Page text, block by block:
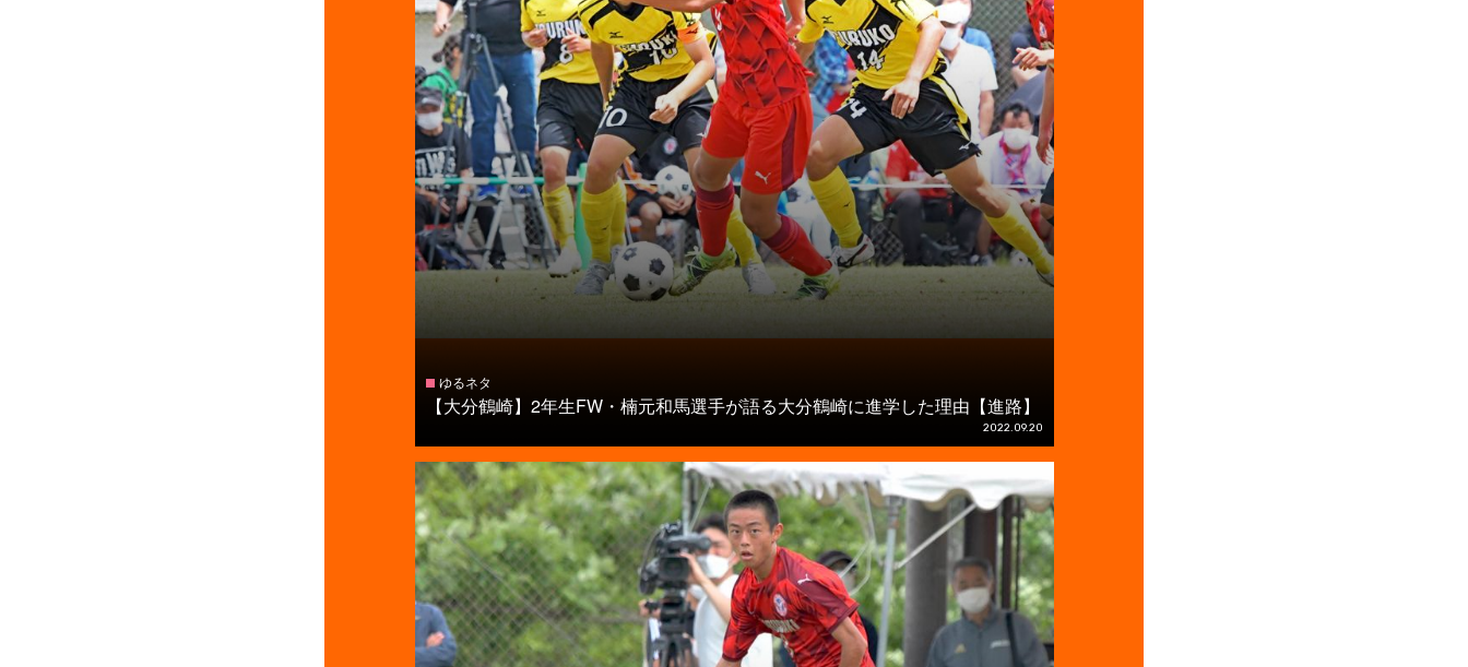
ゆるネタ
【大分鶴崎】2年生FW・楠元和馬選手が語る大分鶴崎に進学した理由【進路】
2022.09.20